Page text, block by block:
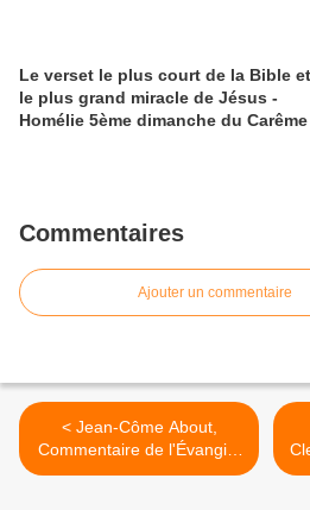
Le verset le plus court de la Bible et
le plus grand miracle de Jésus -
Homélie 5ème dimanche du
Commentaires
Ajouter un commentaire
< Jean-Côme About,
Commentaire de l'Évangile
du Premier Dimanche du